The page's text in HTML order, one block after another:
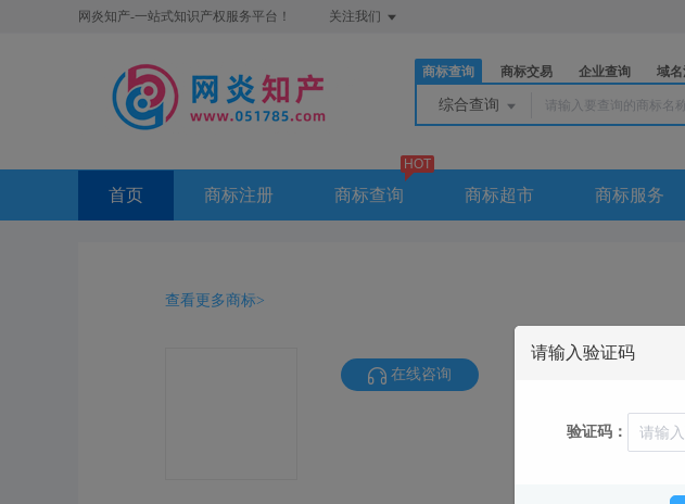
网炎知产-一站式知识产权服务平台！ 关注我们
商标查询 商标交易 企业查询 域
综合查询
首页 商标注册 商标查询
HOT
商标超市 商标服务
查看更多商标>
在线咨询
请输入验证码
验证码：